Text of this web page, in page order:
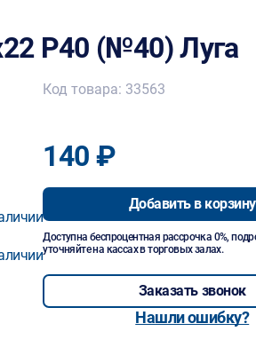
Р40 (№40) Луга
Код товара: 33563
140 ₽
Добавить в корзину
Доступна беспроцентная рассрочка 0%,
уточняйте на кассах в торговых залах.
Заказать звонок
Нашли ошибку?